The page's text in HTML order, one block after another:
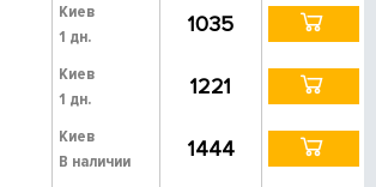
Киев
1 дн.
1035
Киев
1 дн.
1221
Киев
В наличии
1444